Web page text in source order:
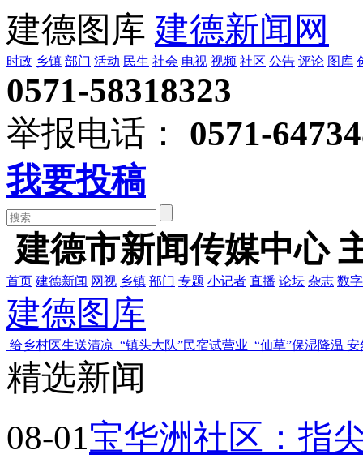
建德图库 建德新闻网
时政 乡镇 部门 活动 民生 社会 电视 视频 社区 公告 评论 图库
0571-58318323
举报电话：
0571-
我要投稿
建德市新闻传媒中心
首页 建德新闻 网视 乡镇 部门 专题 小记者 直播 论坛 杂志 数
建德图库
给乡村医生送清凉 “镇头大队”民宿试营业 “仙草”保湿降温
精选新闻
08-01宝华洲社区：指